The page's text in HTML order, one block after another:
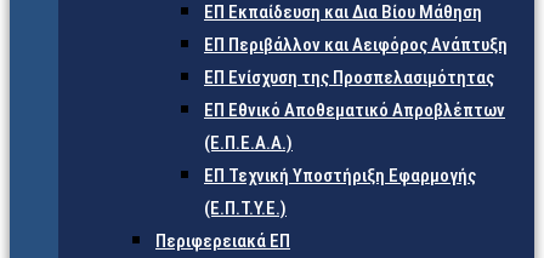
ΕΠ Εκπαίδευση και Δια Βίου Μάθηση
ΕΠ Περιβάλλον και Αειφόρος Ανάπτυξη
ΕΠ Ενίσχυση της Προσπελασιμότητας
ΕΠ Εθνικό Αποθεματικό Απροβλέπτων
(Ε.Π.Ε.Α.Α.)
ΕΠ Τεχνική Υποστήριξη Εφαρμογής
(Ε.Π.Τ.Υ.Ε.)
Περιφερειακά ΕΠ